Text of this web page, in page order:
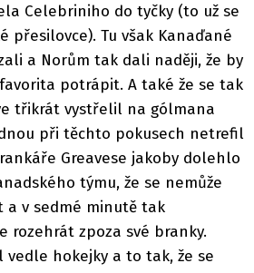
Celebriniho do tyčky (to už se
přesilovce). Tu však Kanaďané
a Norům tak dali naději, že by
potrápit. A také že se tak
třikrát vystřelil na gólmana
při těchto pokusech netrefil
Greavese jakoby dolehlo
týmu, že se nemůže
a v sedmé minutě tak
rozehrát zpoza své branky.
vedle hokejky a to tak, že se